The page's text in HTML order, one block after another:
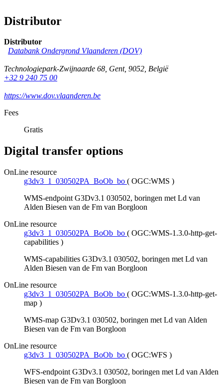
Distributor
Distributor
Databank Ondergrond Vlaanderen (DOV)
Technologiepark-Zwijnaarde 68, Gent, 9052, België
+32 9 240 75 00
https://www.dov.vlaanderen.be
Fees
Gratis
Digital transfer options
OnLine resource
g3dv3_1_030502PA_BoOb_bo ( OGC:WMS )
WMS-endpoint G3Dv3.1 030502, boringen met Ld van
Alden Biesen van de Fm van Borgloon
OnLine resource
g3dv3_1_030502PA_BoOb_bo ( OGC:WMS-1.3.0-http-get-
capabilities )
WMS-capabilities G3Dv3.1 030502, boringen met Ld van
Alden Biesen van de Fm van Borgloon
OnLine resource
g3dv3_1_030502PA_BoOb_bo ( OGC:WMS-1.3.0-http-get-
map )
WMS-map G3Dv3.1 030502, boringen met Ld van Alden
Biesen van de Fm van Borgloon
OnLine resource
g3dv3_1_030502PA_BoOb_bo ( OGC:WFS )
WFS-endpoint G3Dv3.1 030502, boringen met Ld van Alden
Biesen van de Fm van Borgloon